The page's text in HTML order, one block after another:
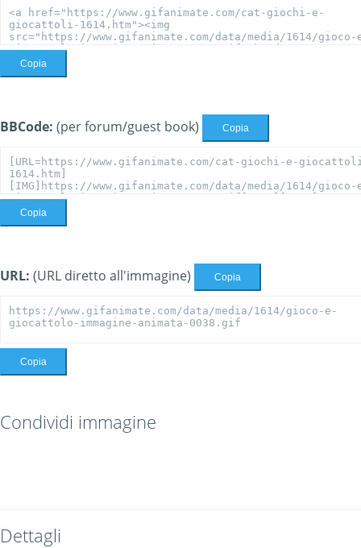
Copia
BBCode: (per forum/guest book) Copia
Copia
URL: (URL diretto all'immagine) Copia
Copia
Condividi immagine
Dettagli